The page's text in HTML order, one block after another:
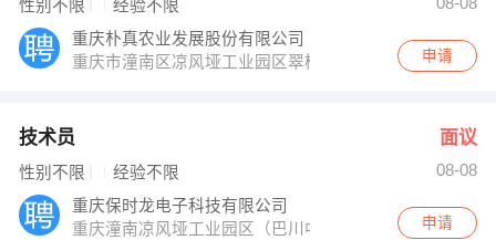
性别不限 经验不限
重庆朴真农业发展股份有限公司
重庆市潼南区凉风垭工业园区翠柏路朴真股份
申请
技术员 面议
性别不限 经验不限
08-08
重庆保时龙电子科技有限公司
重庆潼南凉风垭工业园区（巴川中学正大门对面））
申请